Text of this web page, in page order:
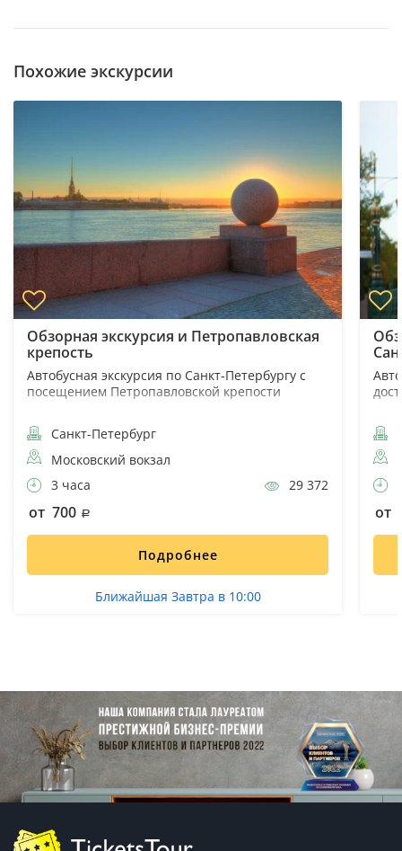
Похожие экскурсии
Обзорная экскурсия и Петропавловская
крепость
Автобусная экскурсия по Санкт-Петербургу с
посещением Петропавловской крепости
Санкт-Петербург
Московский вокзал
3 часа
29 372
от 700
Подробнее
Ближайшая Завтра в 10:00
от